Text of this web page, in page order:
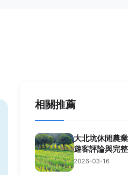
相關推薦
大北坑休閒農
遊客評論與完
2026-03-16